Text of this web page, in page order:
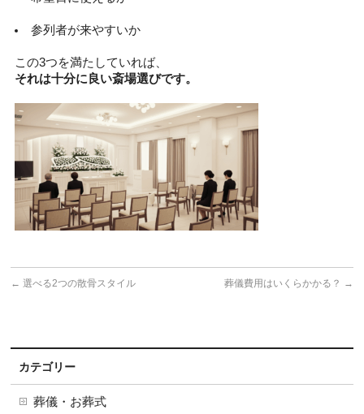
参列者が来やすいか
この3つを満たしていれば、
それは十分に良い斎場選びです。
← 選べる2つの散骨スタイル 葬儀費用はいくらかかる？ →
カテゴリー
葬儀・お葬式